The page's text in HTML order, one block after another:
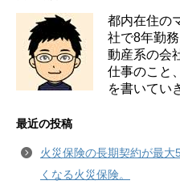
都内在住の
社で8年勤
動産系の会
仕事のこと
を書いてい
最近の投稿
火災保険の長期契約が最
くなる火災保険。